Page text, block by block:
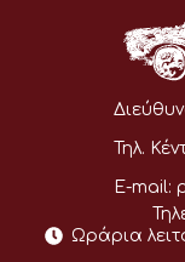
Τηλ.
E-mail:
Ωράρια